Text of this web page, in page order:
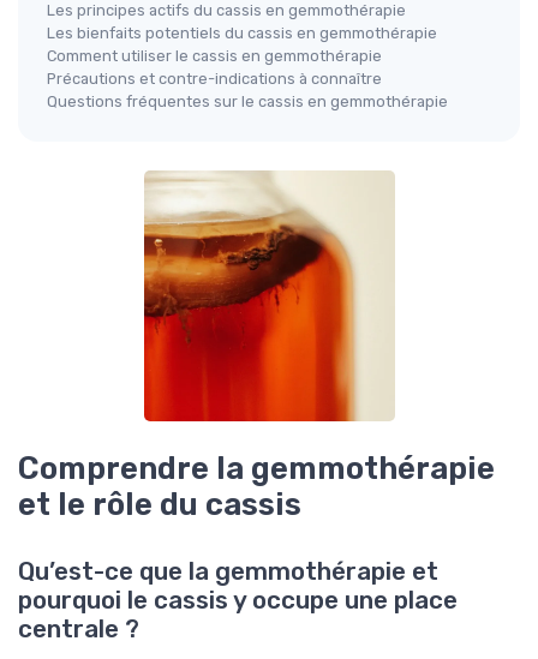
Les principes actifs du cassis en gemmothérapie
Les bienfaits potentiels du cassis en gemmothérapie
Comment utiliser le cassis en gemmothérapie
Précautions et contre-indications à connaître
Questions fréquentes sur le cassis en gemmothérapie
Comprendre la gemmothérapie
et le rôle du cassis
Qu’est-ce que la gemmothérapie et
pourquoi le cassis y occupe une place
centrale ?